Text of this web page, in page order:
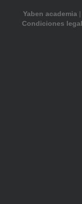
Yaben academia |
Condiciones